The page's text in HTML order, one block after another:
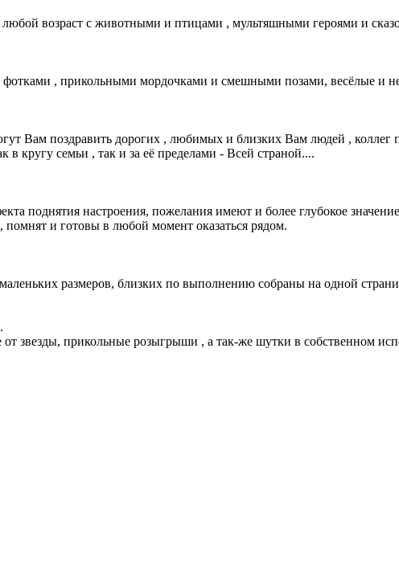
возраст с животными и птицами , мультяшными героями и
, прикольными мордочками и смешными позами, весёлые и
Вам поздравить дорогих , любимых и близких Вам людей ,
кругу семьи , так и за её пределами - Всей страной....
поднятия настроения, пожелания имеют и более глубокое
помнят и готовы в любой момент оказаться рядом.
размеров, близких по выполнению собраны на одной
от звезды, прикольные розыгрыши , а так-же шутки в собственном